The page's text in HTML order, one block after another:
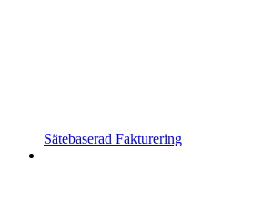
Sätebaserad Fakturering